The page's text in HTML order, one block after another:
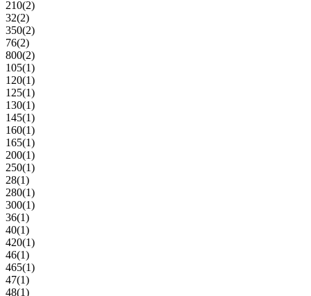
210(2)
32(2)
350(2)
76(2)
800(2)
105(1)
120(1)
125(1)
130(1)
145(1)
160(1)
165(1)
200(1)
250(1)
28(1)
280(1)
300(1)
36(1)
40(1)
420(1)
46(1)
465(1)
47(1)
48(1)